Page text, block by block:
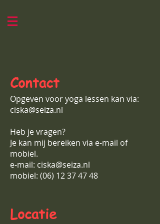
Contact
Opgeven voor yoga lessen kan via:
ciska@seiza.nl
Heb je vragen?
Je kan mij bereiken via e-mail of
mobiel.
e-mail: ciska@seiza.nl
mobiel: (06) 12 37 47 48
Locatie